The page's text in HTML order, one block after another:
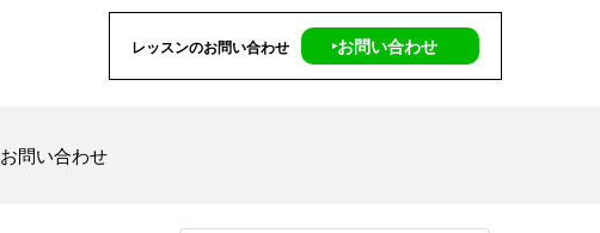
レッスンのお問い合わせ ‣お問い合わせ
お問い合わせ